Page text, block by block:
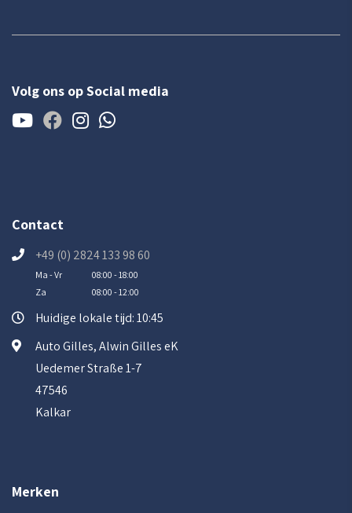
Volg ons op Social media
Contact
+49 (0) 2824 133 98 60
Ma - Vr
08:00 - 18:00
Za
08:00 - 12:00
Huidige lokale tijd: 10:45
Auto Gilles, Alwin Gilles eK
Uedemer Straße 1-7
47546
Kalkar
Merken